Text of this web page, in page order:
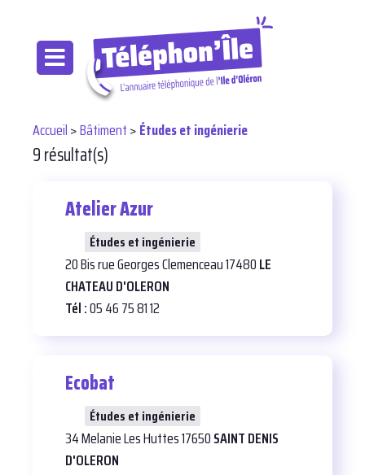
Accueil>Bâtiment>Études et ingénierie
9 résultat(s)
Atelier Azur
Études et ingénierie
20 Bis rue Georges Clemenceau 17480LE
CHATEAU D'OLERON
Tél :05 46 75 81 12
Ecobat
Études et ingénierie
34 Melanie Les Huttes 17650SAINT DENIS
D'OLERON